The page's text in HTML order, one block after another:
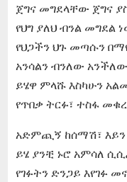
ጀግና መግደላቸው ጀግና
የህግ ያለህ ብንል መግደል
የህጋችን ህጉ መጣሱን
አንሳልን ብንለው
ይሄዋ ምላሹ እስካሁን
የጥበቃ ትርፉ፣ ተስፋ
አድምጪኝ ከሰማሽ፣ እይን
ይሄ ያንቺ ኑሮ አምሳለ
የገፉትን ድንጋይ እየገፉ